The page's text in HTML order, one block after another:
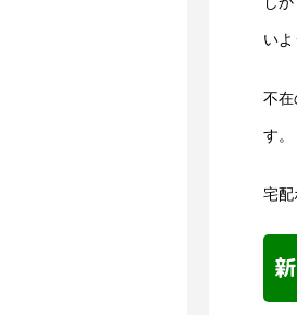
いよ
不在
す。
宅配